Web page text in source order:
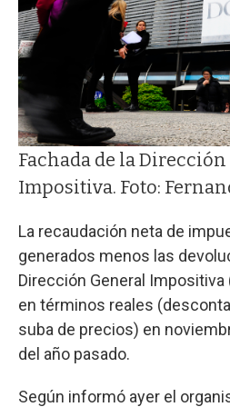
Fachada de la
Impositiva. Foto:
La recaudación neta de
generados menos las
Dirección General Impositiva
en términos reales
suba de precios) en
del año pasado.
Según informó ayer el